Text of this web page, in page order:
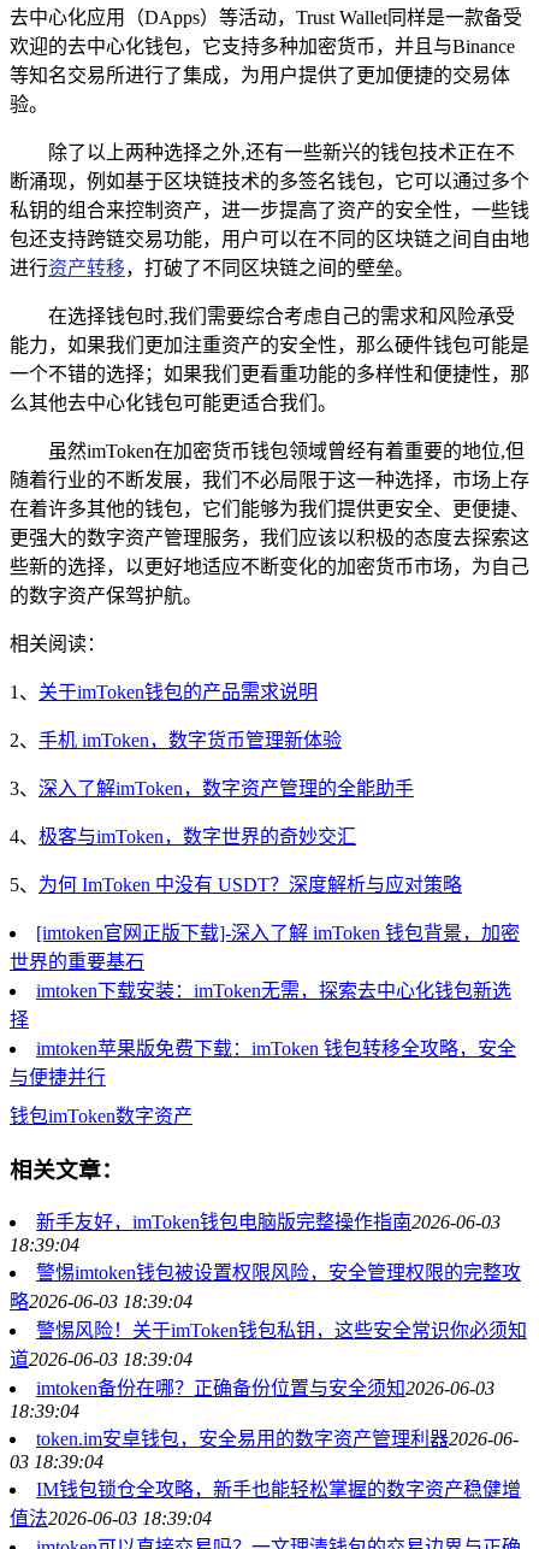
去中心化应用（DApps）等活动，Trust Wallet同样是一款备受
欢迎的去中心化钱包，它支持多种加密货币，并且与Binance
等知名交易所进行了集成，为用户提供了更加便捷的交易体
验。
除了以上两种选择之外,还有一些新兴的钱包技术正在不
断涌现，例如基于区块链技术的多签名钱包，它可以通过多个
私钥的组合来控制资产，进一步提高了资产的安全性，一些钱
包还支持跨链交易功能，用户可以在不同的区块链之间自由地
进行资产转移，打破了不同区块链之间的壁垒。
在选择钱包时,我们需要综合考虑自己的需求和风险承受
能力，如果我们更加注重资产的安全性，那么硬件钱包可能是
一个不错的选择；如果我们更看重功能的多样性和便捷性，那
么其他去中心化钱包可能更适合我们。
虽然imToken在加密货币钱包领域曾经有着重要的地位,但
随着行业的不断发展，我们不必局限于这一种选择，市场上存
在着许多其他的钱包，它们能够为我们提供更安全、更便捷、
更强大的数字资产管理服务，我们应该以积极的态度去探索这
些新的选择，以更好地适应不断变化的加密货币市场，为自己
的数字资产保驾护航。
相关阅读：
1、 关于imToken钱包的产品需求说明
2、 手机 imToken，数字货币管理新体验
3、 深入了解imToken，数字资产管理的全能助手
4、 极客与imToken，数字世界的奇妙交汇
5、 为何 ImToken 中没有 USDT？深度解析与应对策略
[imtoken官网正版下载]-深入了解 imToken 钱包背景，加密
世界的重要基石
imtoken下载安装：imToken无需，探索去中心化钱包新选
择
imtoken苹果版免费下载：imToken 钱包转移全攻略，安全
与便捷并行
钱包imToken数字资产
相关文章：
新手友好，imToken钱包电脑版完整操作指南2026-06-03
18:39:04
警惕imtoken钱包被设置权限风险，安全管理权限的完整攻
略2026-06-03 18:39:04
警惕风险！关于imToken钱包私钥，这些安全常识你必须知
道2026-06-03 18:39:04
imtoken备份在哪？正确备份位置与安全须知2026-06-03
18:39:04
token.im安卓钱包，安全易用的数字资产管理利器2026-06-
03 18:39:04
IM钱包锁仓全攻略，新手也能轻松掌握的数字资产稳健增
值法2026-06-03 18:39:04